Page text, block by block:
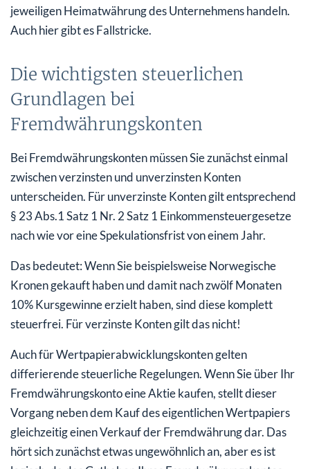
jeweiligen Heimatwährung des Unternehmens handeln.
Auch hier gibt es Fallstricke.
Die wichtigsten steuerlichen
Grundlagen bei
Fremdwährungskonten
Bei Fremdwährungskonten müssen Sie zunächst einmal
zwischen verzinsten und unverzinsten Konten
unterscheiden. Für unverzinste Konten gilt entsprechend
§ 23 Abs.1 Satz 1 Nr. 2 Satz 1 Einkommensteuergesetze
nach wie vor eine Spekulationsfrist von einem Jahr.
Das bedeutet: Wenn Sie beispielsweise Norwegische
Kronen gekauft haben und damit nach zwölf Monaten
10% Kursgewinne erzielt haben, sind diese komplett
steuerfrei. Für verzinste Konten gilt das nicht!
Auch für Wertpapierabwicklungskonten gelten
differierende steuerliche Regelungen. Wenn Sie über Ihr
Fremdwährungskonto eine Aktie kaufen, stellt dieser
Vorgang neben dem Kauf des eigentlichen Wertpapiers
gleichzeitig einen Verkauf der Fremdwährung dar. Das
hört sich zunächst etwas ungewöhnlich an, aber es ist